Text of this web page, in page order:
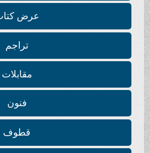
عرض كتاب
تراجم
مقابلات
فنون
قطوف